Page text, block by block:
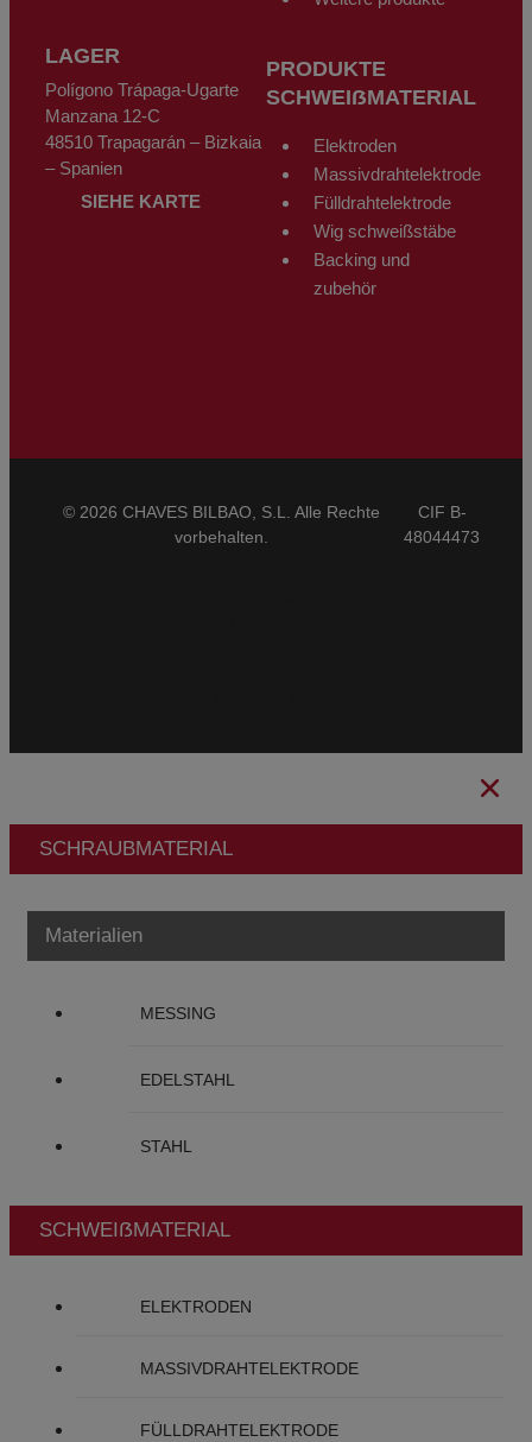
LAGER
Polígono Trápaga-Ugarte
Manzana 12-C
48510 Trapagarán – Bizkaia
– Spanien
SIEHE KARTE
PRODUKTE
SCHWEIẞMATERIAL
Elektroden
Massivdrahtelektrode
Fülldrahtelektrode
Wig schweißstäbe
Backing und
zubehör
© 2026 CHAVES BILBAO, S.L. Alle Rechte
vorbehalten.
CIF B-
48044473
SCHRAUBMATERIAL
Materialien
MESSING
EDELSTAHL
STAHL
SCHWEIẞMATERIAL
ELEKTRODEN
MASSIVDRAHTELEKTRODE
FÜLLDRAHTELEKTRODE